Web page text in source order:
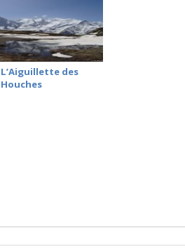
L’Aiguillette des
Houches